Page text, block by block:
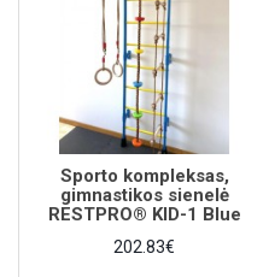
Sporto kompleksas,
gimnastikos sienelė
RESTPRO® KID-1 Blue
202.83€